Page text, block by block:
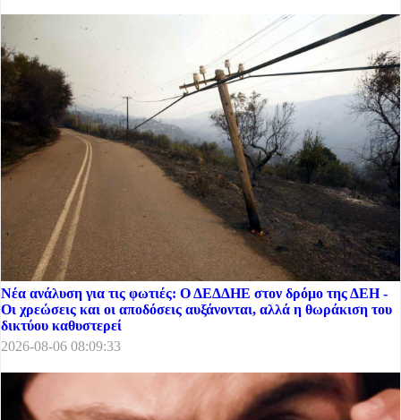
Νέα ανάλυση για τις φωτιές: Ο ΔΕΔΔΗΕ στον δρόμο της ΔΕΗ -
Οι χρεώσεις και οι αποδόσεις αυξάνονται, αλλά η θωράκιση του
δικτύου καθυστερεί
2026-08-06 08:09:33